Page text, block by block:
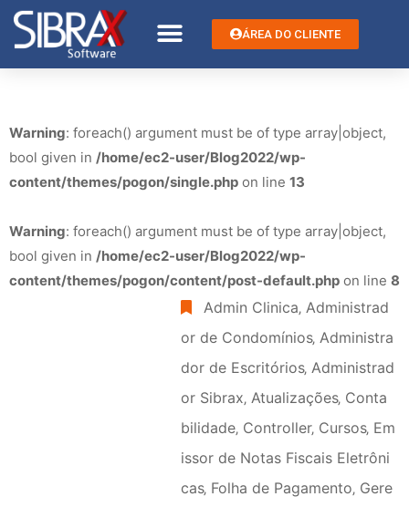
ÁREA DO CLIENTE
Warning: foreach() argument must be of type array|object,
bool given in /home/ec2-user/Blog2022/wp-
content/themes/pogon/single.php on line 13
Warning: foreach() argument must be of type array|object,
bool given in /home/ec2-user/Blog2022/wp-
content/themes/pogon/content/post-default.php on line 8
Admin Clinica‚ Administrad
or de Condomínios‚ Administra
dor de Escritórios‚ Administrad
or Sibrax‚ Atualizações‚ Conta
bilidade‚ Controller‚ Cursos‚ Em
issor de Notas Fiscais Eletrôni
cas‚ Folha de Pagamento‚ Gere